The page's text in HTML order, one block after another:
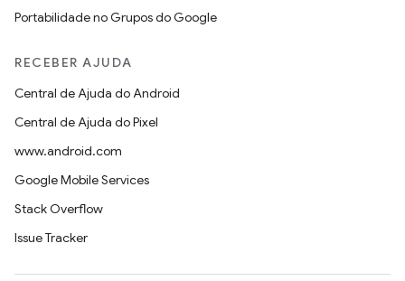
Portabilidade no Grupos do Google
RECEBER AJUDA
Central de Ajuda do Android
Central de Ajuda do Pixel
www.android.com
Google Mobile Services
Stack Overflow
Issue Tracker